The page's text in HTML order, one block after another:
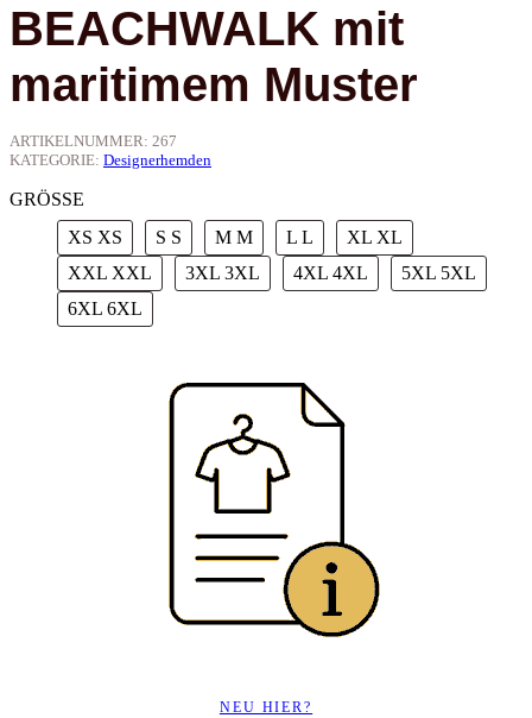
BEACHWALK mit
maritimem Muster
ARTIKELNUMMER: 267
KATEGORIE: Designerhemden
GRÖSSE
XS XS S S M M L L XL XL
XXL XXL 3XL 3XL 4XL 4XL 5XL 5XL
6XL 6XL
NEU HIER?